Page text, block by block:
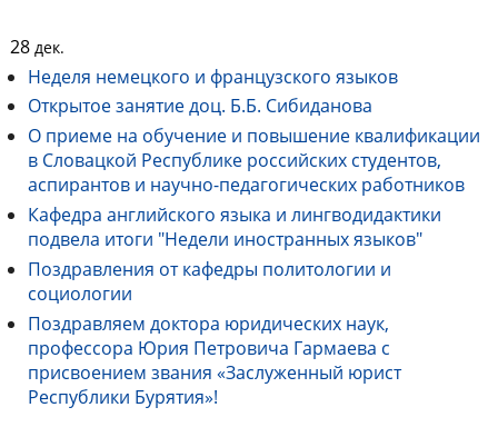
28 дек.
Неделя немецкого и французского языков
Открытое занятие доц. Б.Б. Сибиданова
О приеме на обучение и повышение квалификации
в Словацкой Республике российских студентов,
аспирантов и научно-педагогических работников
Кафедра английского языка и лингводидактики
подвела итоги "Недели иностранных языков"
Поздравления от кафедры политологии и
социологии
Поздравляем доктора юридических наук,
профессора Юрия Петровича Гармаева с
присвоением звания «Заслуженный юрист
Республики Бурятия»!